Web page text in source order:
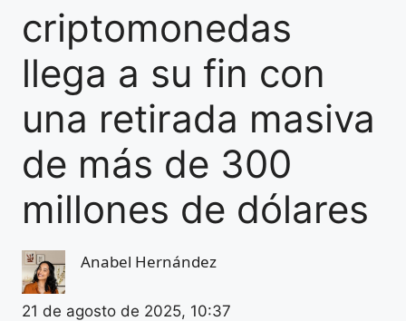
criptomonedas
llega a su fin con
una retirada masiva
de más de 300
millones de dólares
Anabel Hernández
21 de agosto de 2025, 10:37